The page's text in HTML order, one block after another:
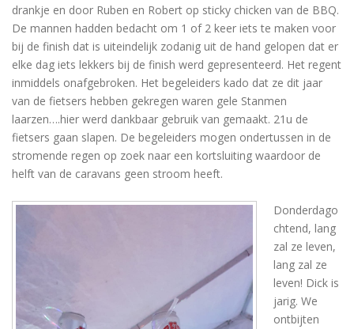
drankje en door Ruben en Robert op sticky chicken van de BBQ.
De mannen hadden bedacht om 1 of 2 keer iets te maken voor
bij de finish dat is uiteindelijk zodanig uit de hand gelopen dat er
elke dag iets lekkers bij de finish werd gepresenteerd. Het regent
inmiddels onafgebroken. Het begeleiders kado dat ze dit jaar
van de fietsers hebben gekregen waren gele Stanmen
laarzen….hier werd dankbaar gebruik van gemaakt. 21u de
fietsers gaan slapen. De begeleiders mogen ondertussen in de
stromende regen op zoek naar een kortsluiting waardoor de
helft van de caravans geen stroom heeft.
Donderdago
chtend, lang
zal ze leven,
lang zal ze
leven! Dick is
jarig. We
ontbijten